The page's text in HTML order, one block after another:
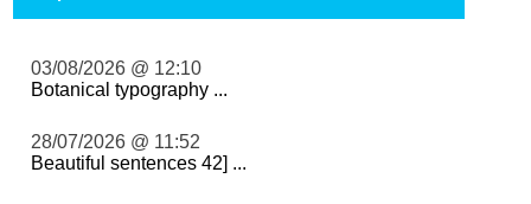
03/08/2026 @ 12:10
Botanical typography ...
28/07/2026 @ 11:52
Beautiful sentences 42] ...